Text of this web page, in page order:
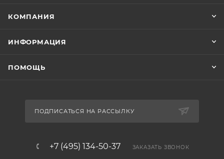
КОМПАНИЯ
ИНФОРМАЦИЯ
ПОМОЩЬ
ПОДПИСАТЬСЯ НА РАССЫЛКУ
+7 (495) 134-50-37 ЗАКАЗАТЬ ЗВОНОК